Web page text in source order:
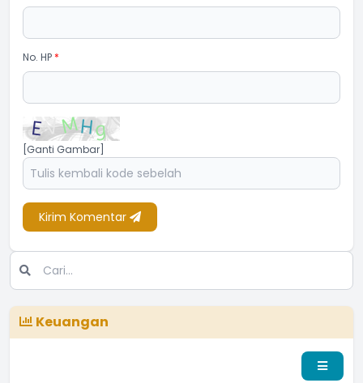
No. HP *
[Ganti Gambar]
Kirim Komentar
Keuangan